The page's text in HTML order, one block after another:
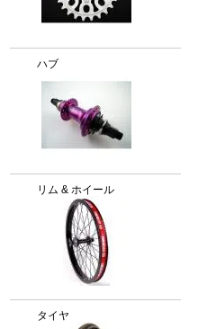
ハブ
リム & ホイール
タイヤ